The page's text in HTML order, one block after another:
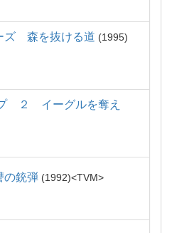
ズ 森を抜ける道
1995
２ イーグルを奪え
の銃弾 1992 TVM